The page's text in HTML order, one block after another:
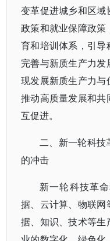
变革促进城乡和区
政策和就业保障政
育和培训体系，引
完善与新质生产力
现发展新质生产力
推动高质量发展和
互促进。
二、新一轮科技
的冲击
新一轮科技革
据、云计算、物联
据、知识、技术等